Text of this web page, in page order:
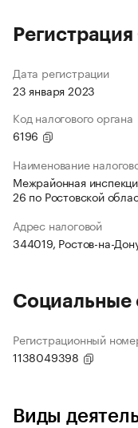
Дата регистрации
23 января 2023
Код налогового органа
6196
Наименование
Межрайонная
26 по Ростовской
Адрес налоговой
344019, Ростов-на-
Регистрационный
1138049398
Виды